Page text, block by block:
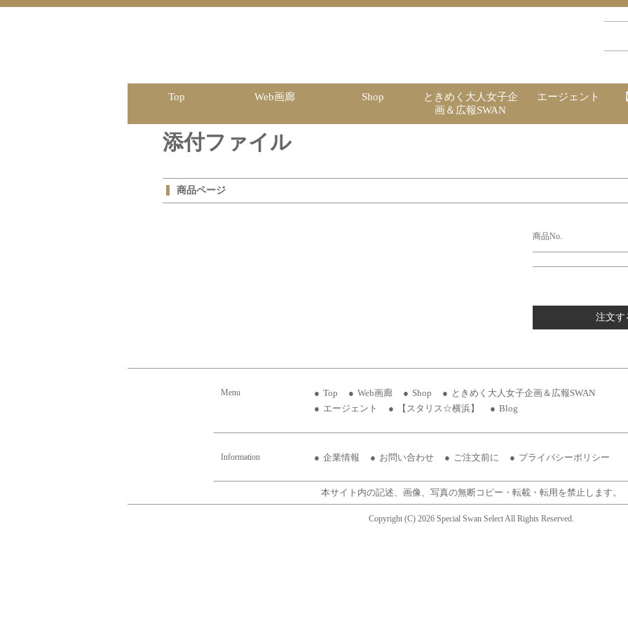
Top Web画廊 Shop
ときめく大人女子企
画＆広報SWAN
エージェント
添付ファイル
商品ページ
商品No.
注文す
Menu Top Web画廊 Shop
ときめく大人女子企画＆広報SWAN
エージェント
【スタリス☆横浜】 Blog
Information 企業情報 お問い合わせ ご注文前に プライバシーポリシー
本サイト内の記述、画像、写真の無断コピー・転載・転用を禁止します。
Copyright (C) 2026 Special Swan Select All Rights Reserved.